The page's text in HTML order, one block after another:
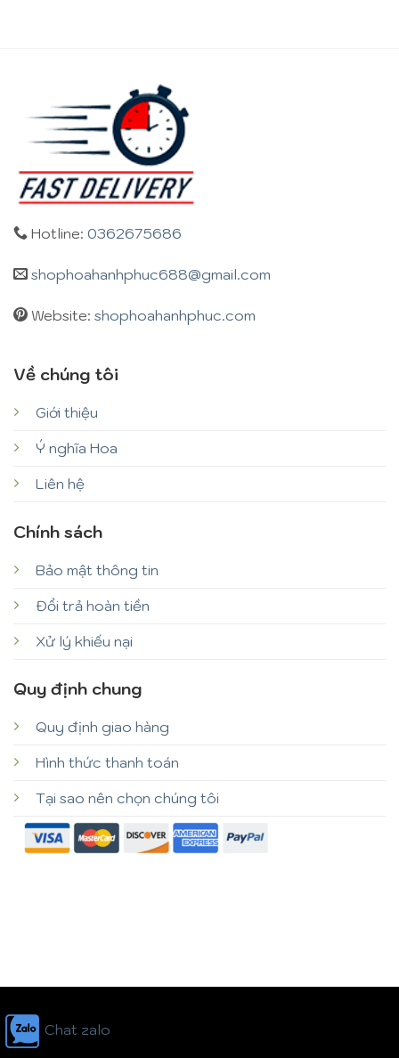
Hotline: 0362675686
shophoahanhphuc688@gmail.com
Website: shophoahanhphuc.com
Về chúng tôi
Giới thiệu
Ý nghĩa Hoa
Liên hệ
Chính sách
Bảo mật thông tin
Đổi trả hoàn tiền
Xử lý khiếu nại
Quy định chung
Quy định giao hàng
Hình thức thanh toán
Tại sao nên chọn chúng tôi
Chat zalo